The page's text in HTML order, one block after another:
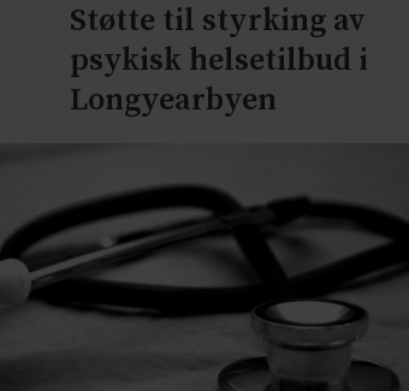
Støtte til styrking av
psykisk helsetilbud i
Longyearbyen